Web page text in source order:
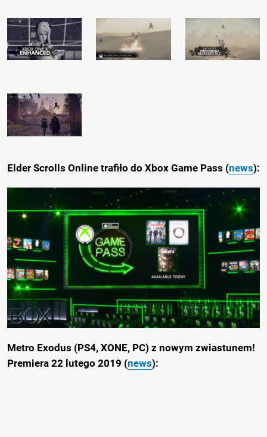
Elder Scrolls Online trafiło do Xbox Game Pass (news):
Metro Exodus (PS4, XONE, PC) z nowym zwiastunem!
Premiera 22 lutego 2019 (news):